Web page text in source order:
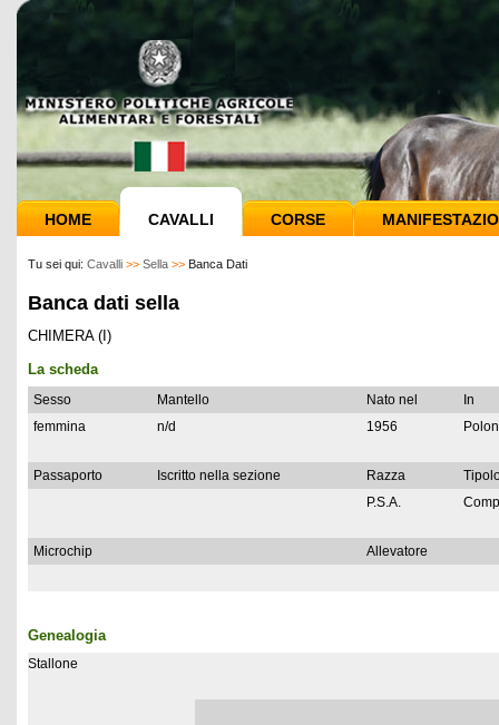
HOME CAVALLI CORSE
Tu sei qui: Cavalli >> Sella >> Banca Dati
Banca dati sella
CHIMERA (I)
La scheda
Sesso Mantello Nato nel
In
femmina
n/d 1956
Passaporto Iscritto nella sezione Razza
P.S.A.
Microchip Allevatore
Genealogia
Stallone